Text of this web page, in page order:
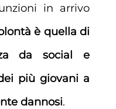
in arrivo
è quella di
da social e
più giovani a
dannosi.